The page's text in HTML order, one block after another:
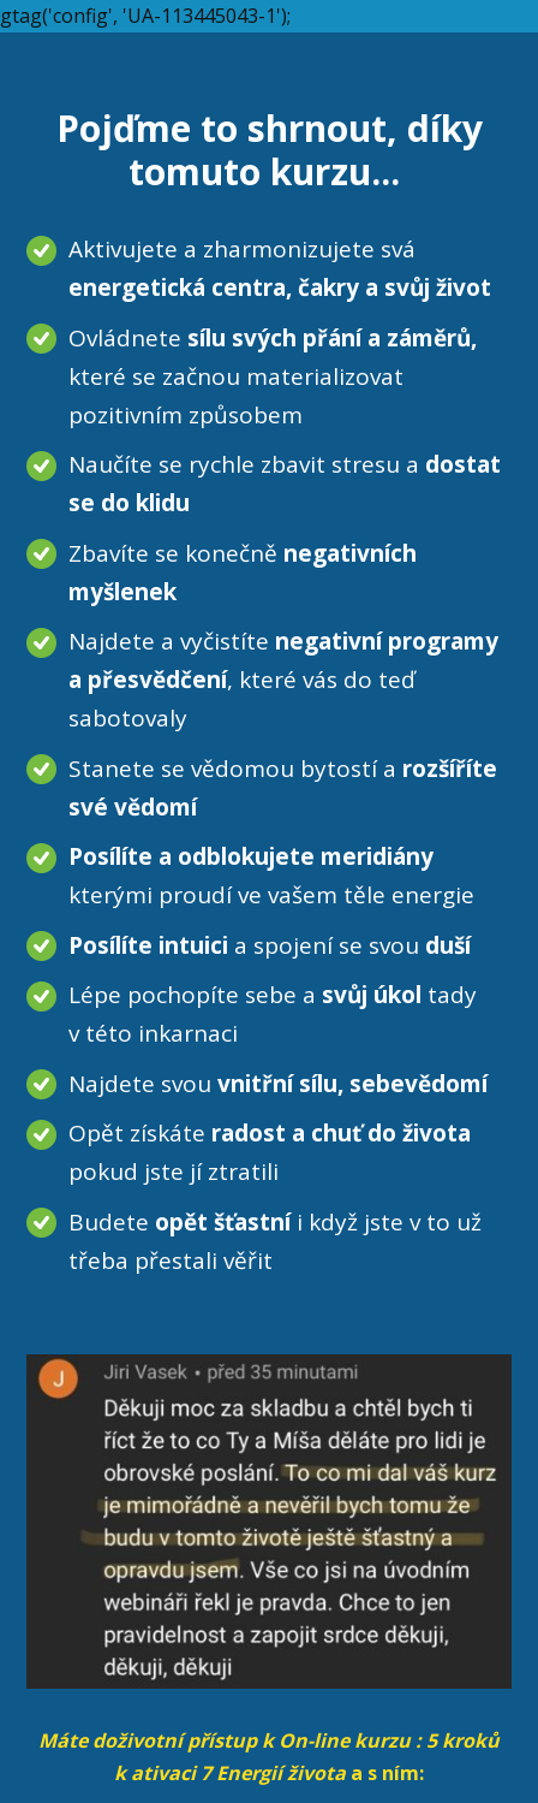
gtag('config', 'UA-113445043-1');
Pojďme to shrnout, díky
tomuto kurzu...
Aktivujete a zharmonizujete svá
energetická centra, čakry a svůj život
Ovládnete sílu svých přání a záměrů,
které se začnou materializovat
pozitivním způsobem
Naučíte se rychle zbavit stresu a dostat
se do klidu
Zbavíte se konečně negativních
myšlenek
Najdete a vyčistíte negativní programy
a přesvědčení, které vás do teď
sabotovaly
Stanete se vědomou bytostí a rozšíříte
své vědomí
Posílíte a odblokujete meridiány
kterými proudí ve vašem těle energie
Posílíte intuici a spojení se svou duší
Lépe pochopíte sebe a svůj úkol tady
v této inkarnaci
Najdete svou vnitřní sílu, sebevědomí
Opět získáte radost a chuť do života
pokud jste jí ztratili
Budete opět šťastníi když jste v to už
třeba přestali věřit
Máte doživotní přístup k On-line kurzu : 5 kroků
k ativaci 7 Energií života a s ním: